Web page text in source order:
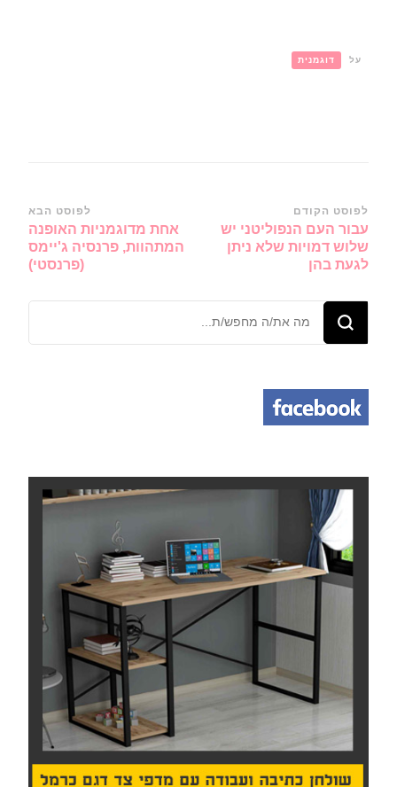
על דוגמנית
ניווט
ברשומות
לפוסט הקודם
עבור העם הנפוליטני יש
שלוש דמויות שלא ניתן
לגעת בהן
לפוסט הבא
אחת מדוגמניות האופנה
המתהוות, פרנסיה ג'יימס
(פרנסטי)
מחפש/ת
משהו?